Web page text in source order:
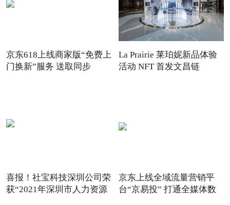
京东618上线商家版“免费上
门换新”服务 送取同步
La Prairie 莱珀妮新品体验
活动 NFT 首发文昌链
喜报！社宝科技深圳公司荣
获“2021年深圳市人力资源
京东上线全域流量营销平
台“京易投” 打通全媒体数